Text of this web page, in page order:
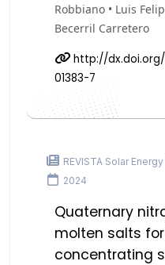
Robbiano • Luis
Becerril Carretero
http://dx.doi.org/
01383-7
REVISTA Solar
2024
Quaternary
molten salts
concentrating